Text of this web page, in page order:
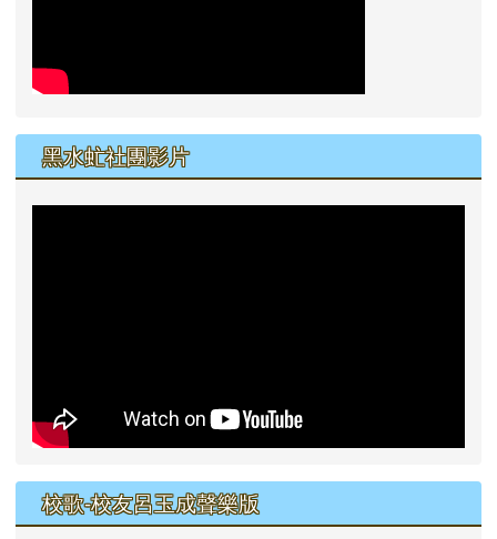
黑水虻社團影片
校歌-校友呂玉成聲樂版